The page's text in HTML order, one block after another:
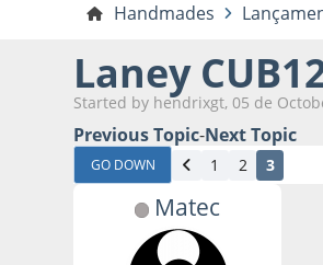
Handmades
Laney
Started by hendrixgt, 05 de
Previous Topic-Next Topic
GO DOWN 1 2 3
Matec